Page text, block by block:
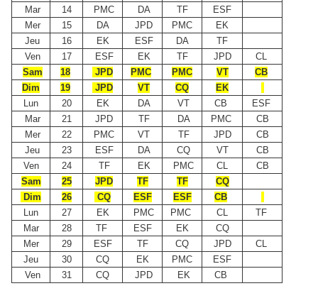
Mar
14 PMC DA TF
ESF
Mer
15 DA JPD PMC
EK
Jeu
16 EK ESF DA
TF
Ven
17 ESF EK TF JPD
CL
Sam
18 JPD PMC PMC VT
CB
Dim
19 JPD VT CQ
EK
Lun
20 EK DA VT CB
ESF
Mar
21 JPD TF DA PMC
CB
Mer
22 PMC VT TF JPD
CB
Jeu
23 ESF DA CQ VT
CB
Ven
24 TF EK PMC CL
CB
Sam
25 JPD TF TF
CQ
Dim
26 CQ ESF ESF
CB
Lun
27 EK PMC PMC CL
TF
Mar
28 TF ESF EK
CQ
Mer
29 ESF TF CQ JPD
CL
Jeu
30 CQ EK PMC
ESF
Ven
31 CQ JPD EK CB